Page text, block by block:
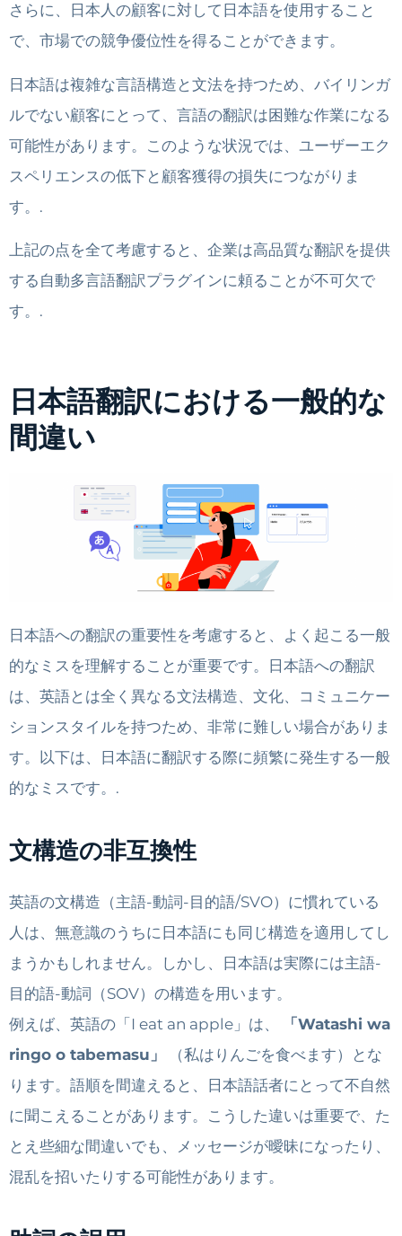
さらに、日本人の顧客に対して日本語を使用すること
で、市場での競争優位性を得ることができます。
日本語は複雑な言語構造と文法を持つため、バイリンガ
ルでない顧客にとって、言語の翻訳は困難な作業になる
可能性があります。このような状況では、ユーザーエク
スペリエンスの低下と顧客獲得の損失につながりま
す。.
上記の点を全て考慮すると、企業は高品質な翻訳を提供
する自動多言語翻訳プラグインに頼ることが不可欠で
す。.
日本語翻訳における一般的な
間違い
日本語への翻訳の重要性を考慮すると、よく起こる一般
的なミスを理解することが重要です。日本語への翻訳
は、英語とは全く異なる文法構造、文化、コミュニケー
ションスタイルを持つため、非常に難しい場合がありま
す。以下は、日本語に翻訳する際に頻繁に発生する一般
的なミスです。.
文構造の非互換性
英語の文構造（主語-動詞-目的語/SVO）に慣れている
人は、無意識のうちに日本語にも同じ構造を適用してし
まうかもしれません。しかし、日本語は実際には主語-
目的語-動詞（SOV）の構造を用います。
例えば、英語の「I eat an apple」は、
「Watashi wa
ringo o tabemasu」
（私はりんごを食べます）とな
ります。語順を間違えると、日本語話者にとって不自然
に聞こえることがあります。こうした違いは重要で、た
とえ些細な間違いでも、メッセージが曖昧になったり、
混乱を招いたりする可能性があります。